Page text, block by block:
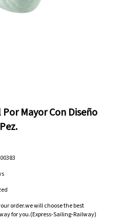
Mayor Con Diseño
order.we will choose the best
for you.(Express-Sailing-Railway)